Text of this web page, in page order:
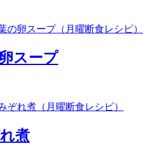
スープ
煮